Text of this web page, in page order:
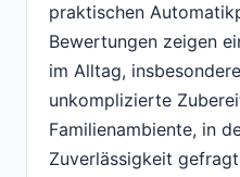
praktischen
Bewertungen zeigen
im Alltag,
unkomplizierte
Familienambiente, in
Zuverlässigkeit